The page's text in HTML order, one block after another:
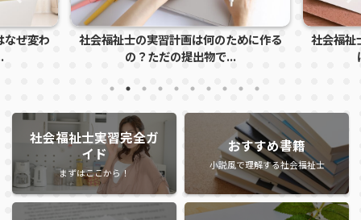
なぜ変わ
社会福祉士の実習計画は何のために作る
の？ただの提出物で...
社会福祉
社会福祉士実習完全ガ
イド
まずはここから！
おすすめ書籍
小説風で理解する社会福祉士